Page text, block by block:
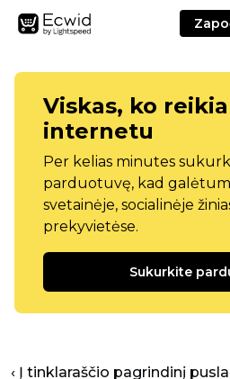
Viskas, ko
internetu
Per kelias minutes
parduotuvę, kad
svetainėje, socialinėje
prekyvietėse.
Sukurkite
‹ Į tinklaraščio pagrindinį